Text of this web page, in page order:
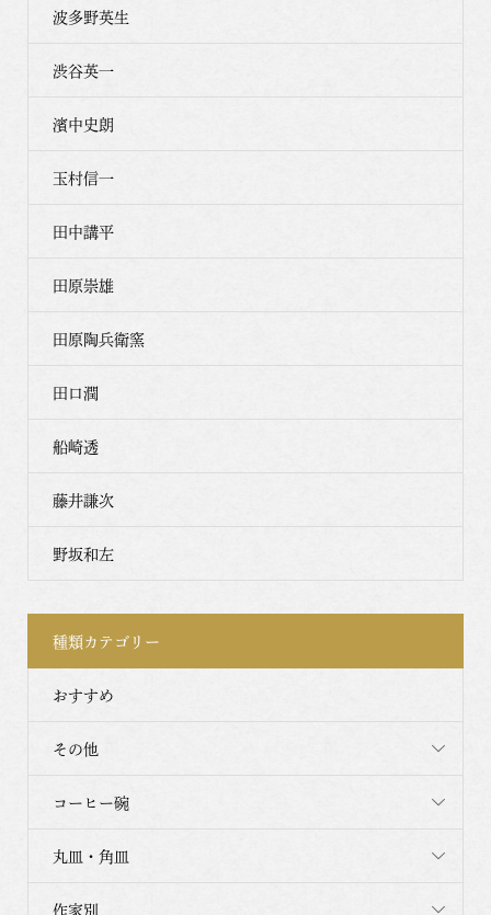
波多野英生
渋谷英一
濱中史朗
玉村信一
田中講平
田原崇雄
田原陶兵衛窯
田口潤
船崎透
藤井謙次
野坂和左
種類カテゴリー
おすすめ
その他
コーヒー碗
丸皿・角皿
作家別